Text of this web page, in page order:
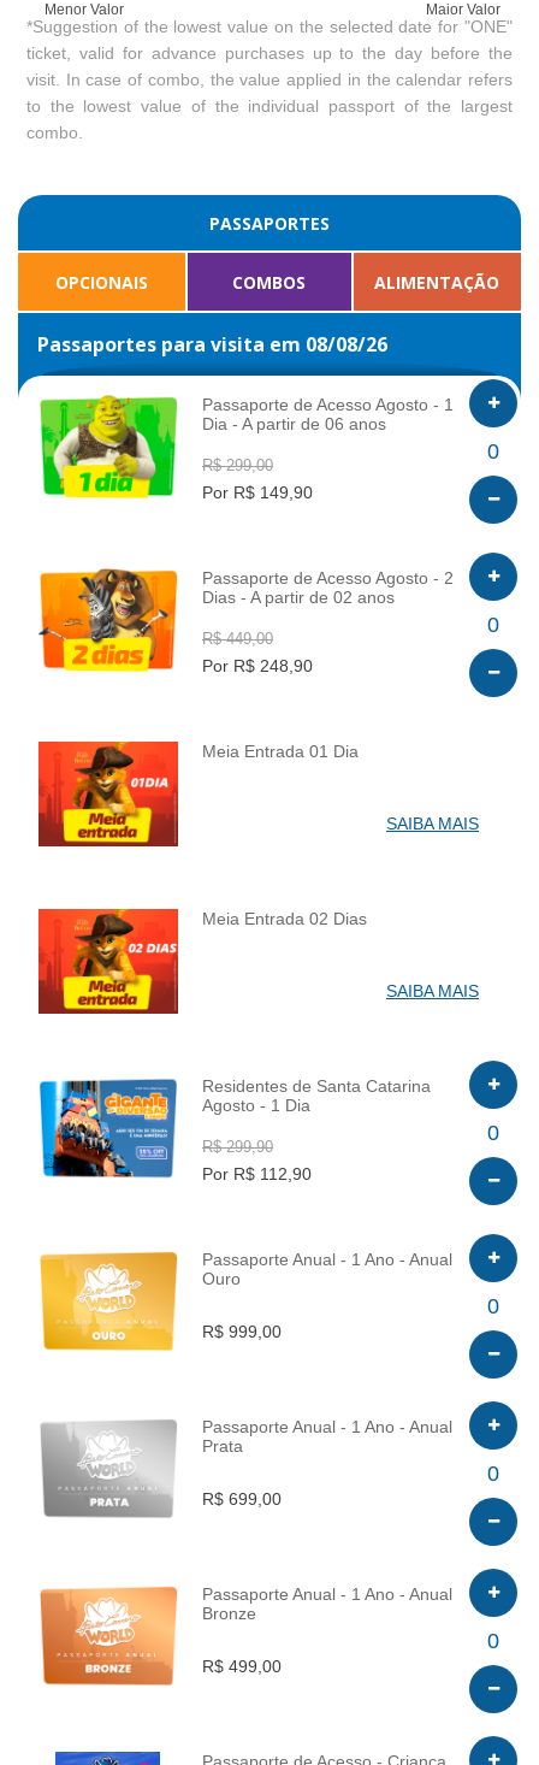
Menor Valor Maior Valor
*Suggestion of the lowest value on the selected date for "ONE"
ticket, valid for advance purchases up to the day before the
visit. In case of combo, the value applied in the calendar refers
to the lowest value of the individual passport of the largest
combo.
PASSAPORTES
OPCIONAIS COMBOS ALIMENTAÇÃO
Passaportes para visita em 08/08/26
INFO
Passaporte de Acesso Agosto - 1
Dia - A partir de 06 anos
R$ 299,00
Por R$ 149,90
0
INFO
Passaporte de Acesso Agosto - 2
Dias - A partir de 02 anos
R$ 449,00
Por R$ 248,90
0
INFO
Meia Entrada 01 Dia
SAIBA MAIS
INFO
Meia Entrada 02 Dias
SAIBA MAIS
INFO
Residentes de Santa Catarina
Agosto - 1 Dia
R$ 299,90
Por R$ 112,90
0
INFO
Passaporte Anual - 1 Ano - Anual
Ouro
R$ 999,00
0
INFO
Passaporte Anual - 1 Ano - Anual
Prata
R$ 699,00
0
INFO
Passaporte Anual - 1 Ano - Anual
Bronze
R$ 499,00
0